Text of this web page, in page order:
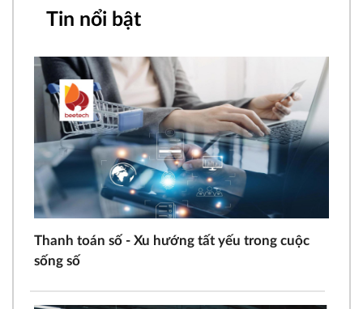
Tin nổi bật
Thanh toán số - Xu hướng tất yếu trong cuộc
sống số